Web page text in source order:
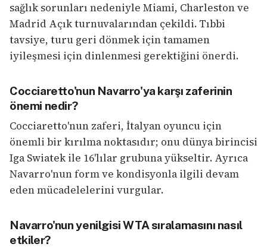
sağlık sorunları nedeniyle Miami, Charleston ve
Madrid Açık turnuvalarından çekildi. Tıbbi
tavsiye, turu geri dönmek için tamamen
iyileşmesi için dinlenmesi gerektiğini önerdi.
Cocciaretto'nun Navarro'ya karşı zaferinin
önemi nedir?
Cocciaretto'nun zaferi, İtalyan oyuncu için
önemli bir kırılma noktasıdır; onu dünya birincisi
Iga Swiatek ile 16'lılar grubuna yükseltir. Ayrıca
Navarro'nun form ve kondisyonla ilgili devam
eden mücadelelerini vurgular.
Navarro'nun yenilgisi WTA sıralamasını nasıl
etkiler?